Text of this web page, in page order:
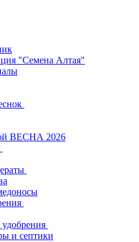
"Семена Алтая"
ВЕСНА 2026
и септики